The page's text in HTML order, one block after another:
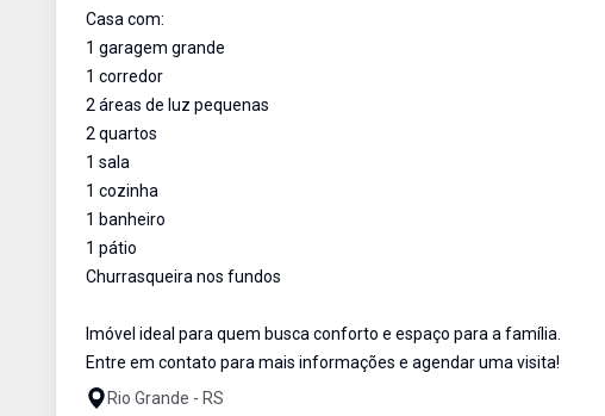
Casa com:
1 garagem grande
1 corredor
2 áreas de luz pequenas
2 quartos
1 sala
1 cozinha
1 banheiro
1 pátio
Churrasqueira nos fundos
Imóvel ideal para quem busca conforto e espaço para a família.
Entre em contato para mais informações e agendar uma visita!
Rio Grande - RS